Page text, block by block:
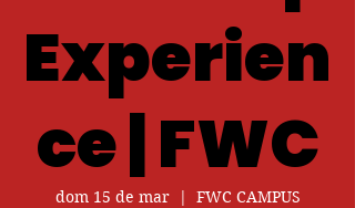
Experien
ce | FWC
dom 15 de mar
  |
FWC CAMPUS